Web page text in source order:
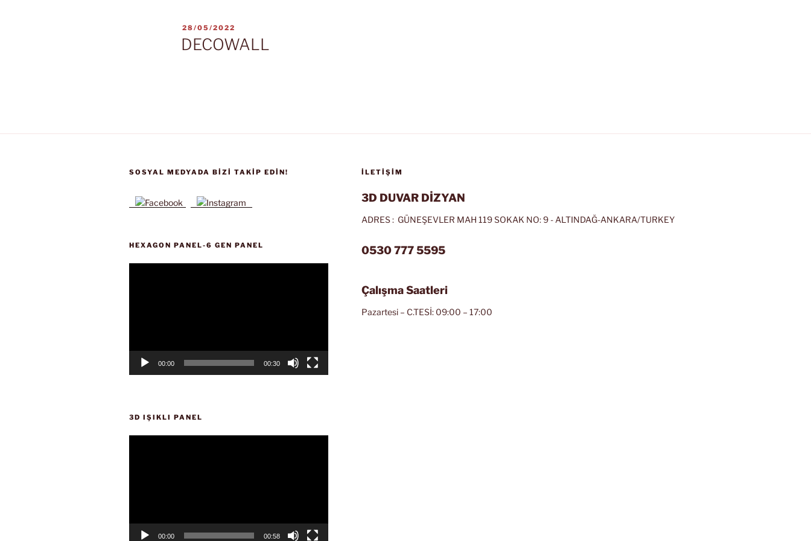
YAYIM
TARIHI
28/05/2022
DECOWALL
SOSYAL MEDYADA BIZI TAKIP EDIN!
HEXAGON PANEL-6 GEN PANEL
00:00 00:30
3D IŞIKLI PANEL
00:00 00:58
İLETIŞIM
3D DUVAR DİZYAN
ADRES : GÜNEŞEVLER MAH 119 SOKAK NO: 9 - ALTINDAĞ-ANKARA/TURKEY
0530 777 5595
Çalışma Saatleri
Pazartesi – C.TESİ: 09:00 – 17:00